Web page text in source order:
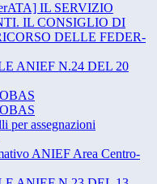
IL SERVIZIO
IL CONSIGLIO DI
DELLE FEDER-
ANIEF N.24 DEL 20
per assegnazioni
ANIEF Area Centro-